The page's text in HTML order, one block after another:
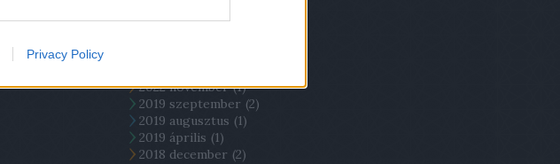
Privacy Policy
2022 november (1)
2019 szeptember (2)
2019 augusztus (1)
2019 április (1)
2018 december (2)